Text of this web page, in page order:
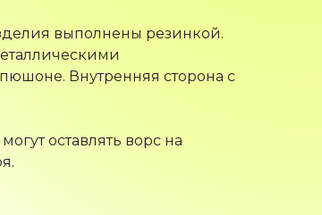
выполнены резинкой.
Внутренняя сторона с
оставлять ворс на